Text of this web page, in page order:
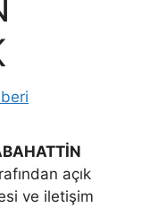
açık
ve iletişim